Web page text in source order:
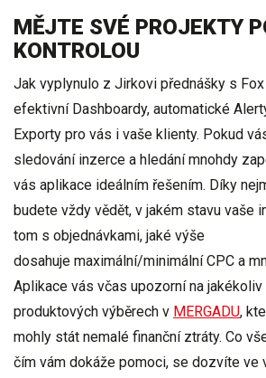
MĚJTE SVÉ PROJEKTY
KONTROLOU
Jak vyplynulo z Jirkovi přednášky s
efektivní Dashboardy, automatické
Exporty pro vás i vaše klienty. Pokud
sledování inzerce a hledání mnohdy
vás aplikace ideálním řešením. Díky
budete vždy vědět, v jakém stavu vaše
tom s objednávkami, jaké výše
dosahuje maximální/minimální CPC a
Aplikace vás včas upozornína jakékoliv
produktových výběrech v MERGADU,
mohly stát nemalé finanční ztráty. Co
čím vám dokáže pomoci, se dozvíte ve